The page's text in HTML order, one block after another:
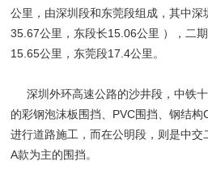
公里，由深圳段和东莞段组成，其中
35.67公里，东段长15.06公里 ），二
15.65公里，东莞段17.4公里。
深圳外环高速公路的沙井段，中铁
的彩钢泡沫板围挡、PVC围挡、钢结
进行道路施工，而在公明段，则是中
A款为主的围挡。